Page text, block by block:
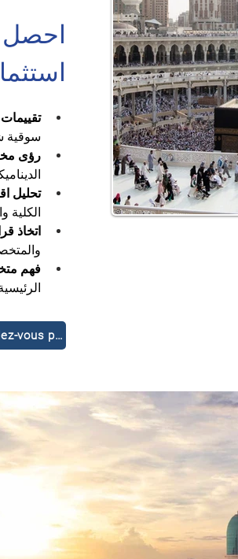
احصل
سوقية
رؤى
تحليل
الكلية
اتخاذ
فهم
Prendre rendez-vous pour une consultation